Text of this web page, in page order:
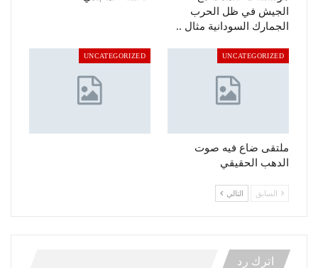
الجيش في ظل الحرب
الجمارك السودانية مثال ..
UNCATEGORIZED
ملتقى ضاع فيه صوت
الدهب الحقيقي
UNCATEGORIZED
السابق التالي
اترك رد